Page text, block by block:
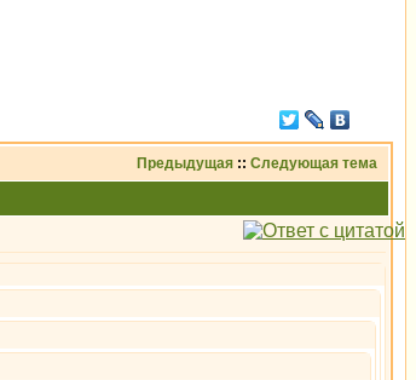
Предыдущая :: Следующая тема